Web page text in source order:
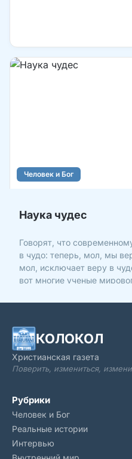
Человек и Бог
Наука чудес
Говорят, что
в чудо: теперь, мол, мы
мол, исключает веру в
вот многие ученые
верующие в Бога) не
КОЛОКОЛ
Христианская газета
Поверить, измениться,
Рубрики
Человек и Бог
Реальные истории
Интервью